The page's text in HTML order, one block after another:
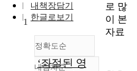
내책장담기
한글로보기
정확도순
내림차순
1
‘좌절된 영
로 많
이 본
자료